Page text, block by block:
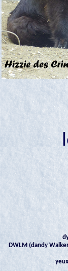
DWLM (dandy